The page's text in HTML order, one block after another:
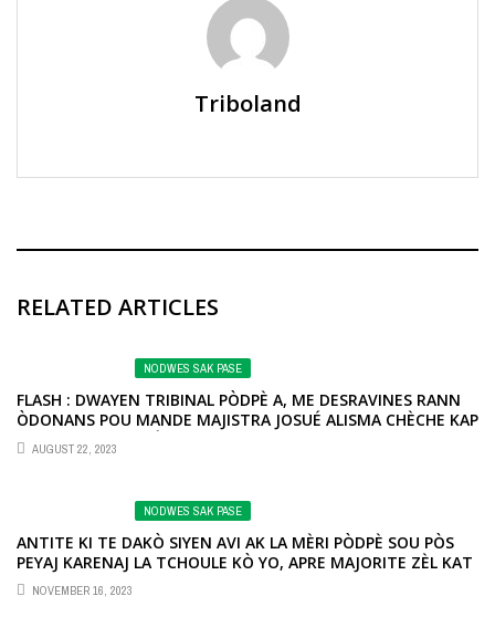
Triboland
RELATED ARTICLES
NODWES SAK PASE
FLASH : DWAYEN TRIBINAL PÒDPÈ A, ME DESRAVINES RANN
ÒDONANS POU MANDE MAJISTRA JOSUÉ ALISMA CHÈCHE KAP
LI AK KOZE SIMITYÈ A SOU TEREN MJSAC LA
AUGUST 22, 2023
NODWES SAK PASE
ANTITE KI TE DAKÒ SIYEN AVI AK LA MÈRI PÒDPÈ SOU PÒS
PEYAJ KARENAJ LA TCHOULE KÒ YO, APRE MAJORITE ZÈL KAT
YO TE FIN FILE NAN YON SÈL BÒ.
NOVEMBER 16, 2023